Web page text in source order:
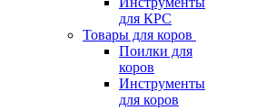
для КРС
Товары для коров
Поилки для
коров
Инструменты
для коров